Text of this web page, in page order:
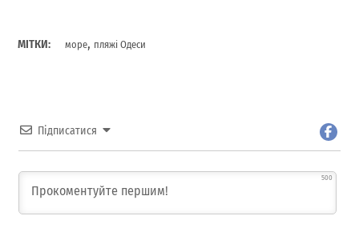
МІТКИ: море, пляжі Одеси
Підписатися
500